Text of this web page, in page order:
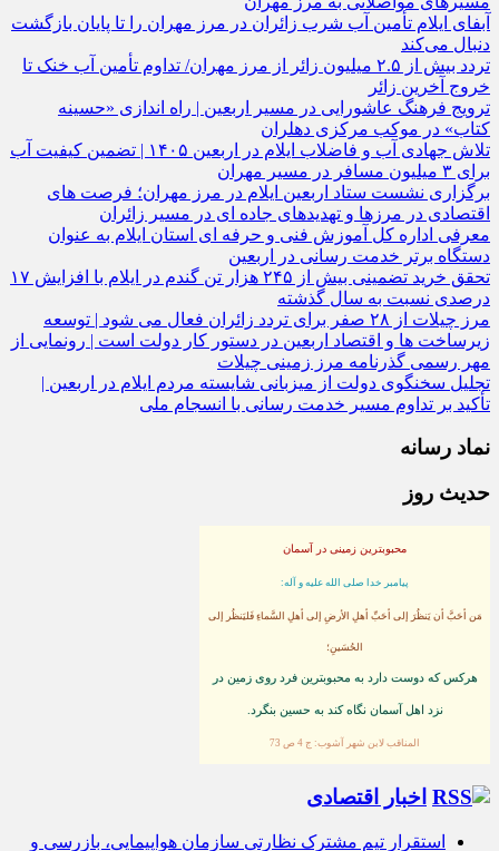
مسیرهای مواصلاتی به مرز مهران
آبفای ایلام تأمین آب شرب زائران در مرز مهران را تا پایان بازگشت
دنبال می‌کند
تردد بیش از ۲.۵ میلیون زائر از مرز مهران/ تداوم تأمین آب خنک تا
خروج آخرین زائر
ترویج فرهنگ عاشورایی در مسیر اربعین | راه‌ اندازی «حسینه
کتاب» در موکب مرکزی دهلران
برای ۳ میلیون مسافر در مسیر مهران
برگزاری نشست ستاد اربعین ایلام در مرز مهران؛ فرصت‌ های
اقتصادی در مرزها و تهدیدهای جاده‌ ای در مسیر زائران
معرفی اداره کل آموزش فنی و حرفه‌ ای استان ایلام به‌ عنوان
دستگاه برتر خدمت‌ رسانی در اربعین
درصدی نسبت به سال گذشته
مرز چیلات از ۲۸ صفر برای تردد زائران فعال می‌ شود | توسعه
زیرساخت‌ ها و اقتصاد اربعین در دستور کار دولت است | رونمایی از
مهر رسمی گذرنامه مرز زمینی چیلات
تجلیل سخنگوی دولت از میزبانی شایسته مردم ایلام در اربعین |
حدیث روز